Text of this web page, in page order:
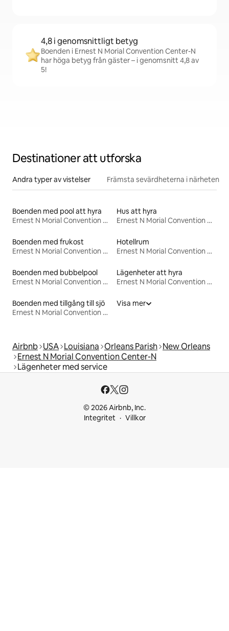
4,8 i genomsnittligt betyg
Boenden i Ernest N Morial Convention Center-N
har höga betyg från gäster – i genomsnitt 4,8 av
5!
Destinationer att utforska
Andra typer av vistelser Främsta sevärdheterna i närheten
Boenden med pool att hyra
Ernest N Morial Convention Center-N
Hus att hyra
Ernest N Morial Convention Center-N
Boenden med frukost
Ernest N Morial Convention Center-N
Hotellrum
Ernest N Morial Convention Center-N
Boenden med bubbelpool
Ernest N Morial Convention Center-N
Lägenheter att hyra
Ernest N Morial Convention Center-N
Boenden med tillgång till sjö
Ernest N Morial Convention Center-N
Visa mer
Airbnb USA Louisiana Orleans Parish New Orleans
Ernest N Morial Convention Center-N
Lägenheter med service
© 2026 Airbnb, Inc.
Integritet
Villkor